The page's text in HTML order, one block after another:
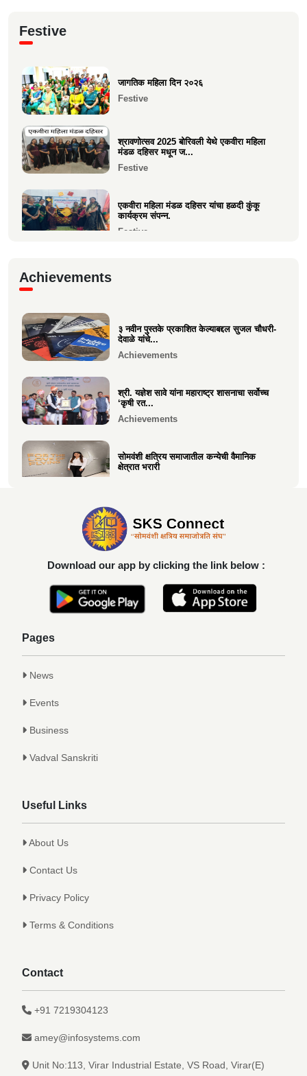
चे प्रकाशन
Festive
जागतिक महिला दिन २०२६
Festive
श्रावणोत्सव 2025 बोरिवली येथे एकवीरा महिला
मंडळ दहिसर मधून ज...
Festive
एकवीरा महिला मंडळ दहिसर यांचा हळदी कुंकू
कार्यक्रम संपन्न.
Festive
श्री. श्रीहास चुरी यांच्या आयईसीए फाउंडेशनच्या
पुरुष वृद्धाश...
Festive
Achievements
३ नवीन पुस्तके प्रकाशित केल्याबद्दल सुजल चौधरी-
देवाळे यांचे...
Achievements
श्री. यज्ञेश सावे यांना महाराष्ट्र शासनाचा सर्वोच्च
‘कृषी रत...
Achievements
सोमवंशी क्षत्रिय समाजातील कन्येची वैमानिक
क्षेत्रात भरारी
दिलीप हरीचंद्र वर्तक चटाळे यांचे एलएलबी परीक्षेत
यश
Achievements
कु. आलाप किशोर सावे, आपल्या अथक परिश्रम व
गुणवत्तेवर यशस्वीर...
Achievements
Download our app by clicking the link below :
Pages
News
Events
Business
Vadval Sanskriti
Useful Links
About Us
Contact Us
Privacy Policy
Terms & Conditions
Contact
+91 7219304123
amey@infosystems.com
Unit No:113, Virar Industrial Estate, VS Road, Virar(E)